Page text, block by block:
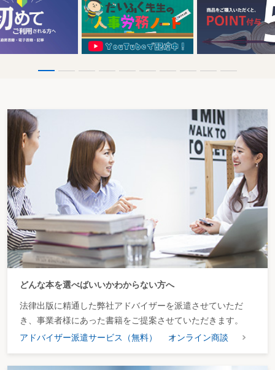
どんな本を選べばいいかわからない方へ
法律出版に精通した弊社アドバイザーを派遣させていただ
き、事業者様にあった書籍をご提案させていただきます。
アドバイザー派遣サービス（無料）
オンライン商談